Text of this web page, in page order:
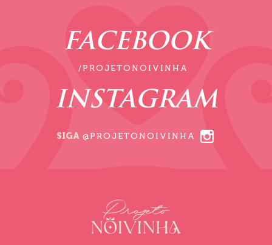
FACEBOOK
/PROJETONOIVINHA
INSTAGRAM
SIGA @PROJETONOIVINHA